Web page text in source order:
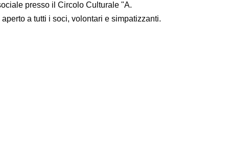
presso il Circolo Culturale "A.
a tutti i soci, volontari e simpatizzanti.